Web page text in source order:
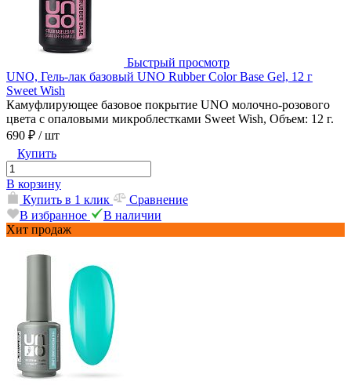
Быстрый просмотр
UNO, Гель-лак базовый UNO Rubber Color Base Gel, 12 г
Sweet Wish
Камуфлирующее базовое покрытие UNO молочно-розового
цвета с опаловыми микроблестками Sweet Wish, Объем: 12 г.
690 ₽ / шт
Купить
В корзину
Купить в 1 клик
Сравнение
В избранное
В наличии
Хит продаж